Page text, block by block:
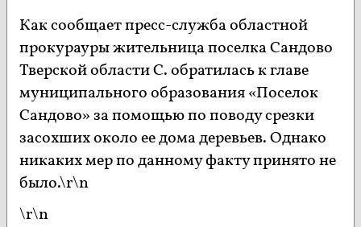
Как сообщает пресс-служба областной
прокурауры жительница поселка Сандово
Тверской области С. обратилась к главе
муниципального образования «Поселок
Сандово» за помощью по поводу срезки
засохших около ее дома деревьев. Однако
никаких мер по данному факту принято не
было.\r\n
\r\n